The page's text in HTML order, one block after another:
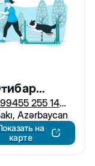
255 14
Azərbaycan
на
карте